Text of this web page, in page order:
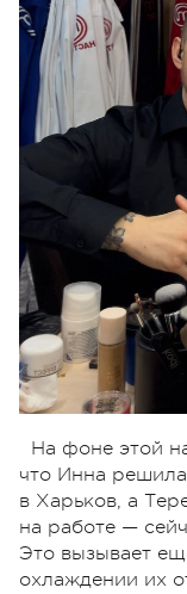
На фоне этой
что Инна
в Харьков, а
на работе —
Это вызывает
охлаждении их